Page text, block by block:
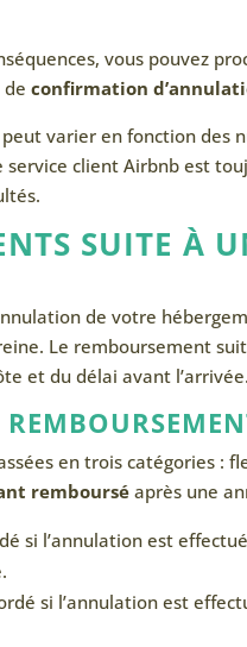
vous pouvez
deconfirmation
varier en fonction des
service client Airbnb est
SUITE À
de votre
Le remboursement
et du délai avant l’arrivée.
en trois catégories :
rembourséaprès une
si l’annulation est
si l’annulation est